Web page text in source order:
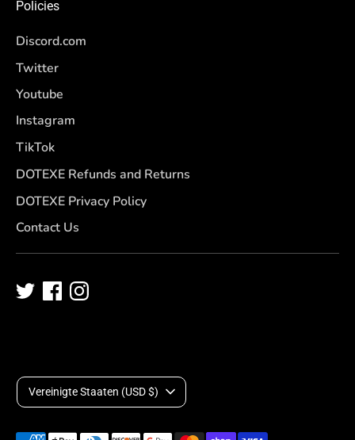
Policies
Discord.com
Twitter
Youtube
Instagram
TikTok
DOTEXE Refunds and Returns
DOTEXE Privacy Policy
Contact Us
W
ä
Vereinigte Staaten (USD $)